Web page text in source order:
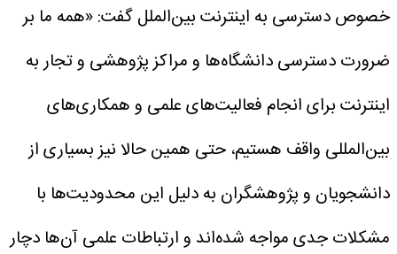
خصوص دسترسی به اینترنت بین‌الملل گفت: «همه ما بر
ضرورت دسترسی دانشگاه‌ها و مراکز پژوهشی و تجار به
اینترنت برای انجام فعالیت‌های علمی و همکاری‌های
بین‌المللی واقف هستیم، حتی همین حالا نیز بسیاری از
دانشجویان و پژوهشگران به دلیل این محدودیت‌ها با
مشکلات جدی مواجه شده‌اند و ارتباطات علمی آن‌ها دچار